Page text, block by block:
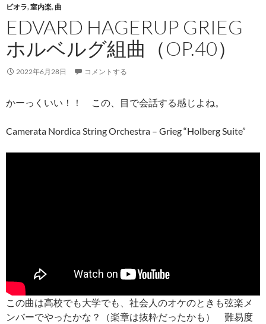
ビオラ,室内楽,曲
EDVARD HAGERUP GRIEG
ホルベルグ組曲（OP.40）
2022年6月28日 コメントする
かーっくいい！！ この、目で会話する感じよね。
Camerata Nordica String Orchestra – Grieg “Holberg Suite”
この曲は高校でも大学でも、社会人のオケのときも弦楽メ
ンバーでやったかな？（楽章は抜粋だったかも） 難易度